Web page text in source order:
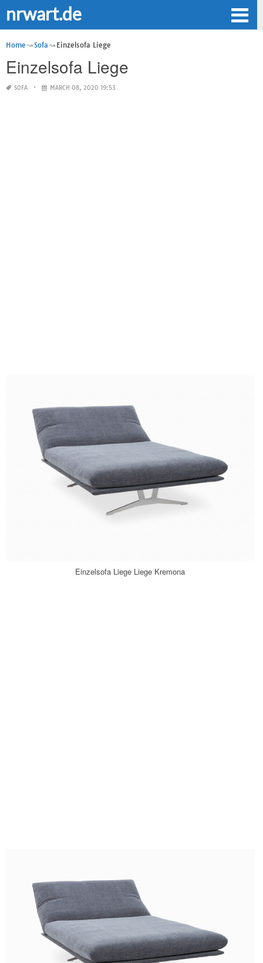
nrwart.de
Home Sofa Einzelsofa Liege
Einzelsofa Liege
SOFA MARCH 08, 2020 19:53
Einzelsofa Liege Liege Kremona